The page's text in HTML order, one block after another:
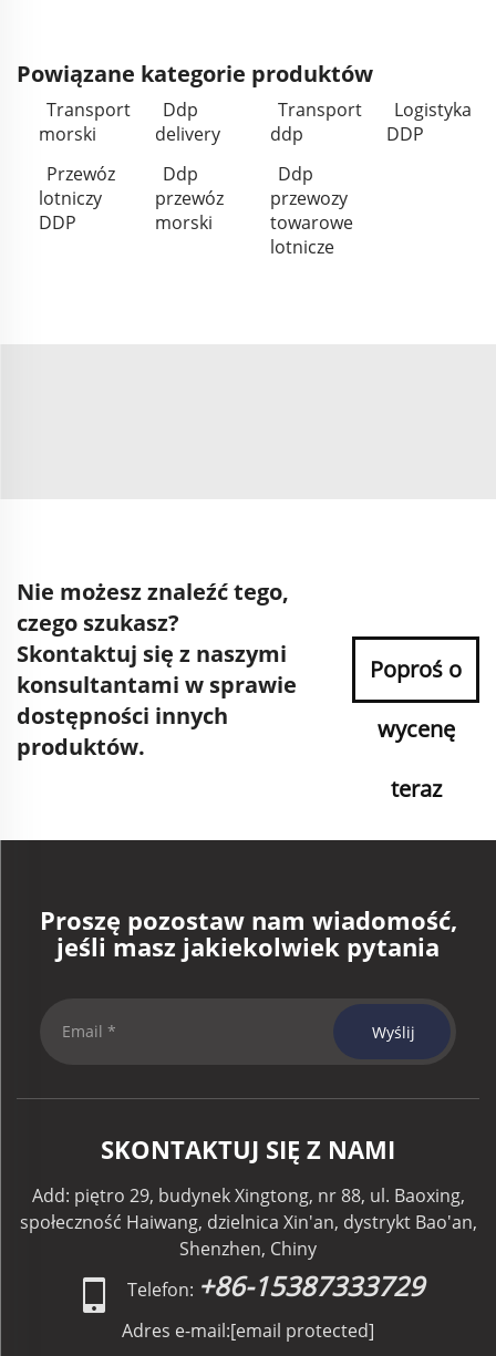
Powiązane kategorie produktów
Transport
morski
Ddp
delivery
Transport
ddp
Logistyka
DDP
Przewóz
lotniczy
DDP
Ddp
przewóz
morski
Ddp
przewozy
towarowe
lotnicze
Nie możesz znaleźć tego,
czego szukasz?
Skontaktuj się z naszymi
konsultantami w sprawie
dostępności innych
produktów.
Poproś o
wycenę
teraz
Proszę pozostaw nam wiadomość,
jeśli masz jakiekolwiek pytania
Wyślij
SKONTAKTUJ SIĘ Z NAMI
Add: piętro 29, budynek Xingtong, nr 88, ul. Baoxing,
społeczność Haiwang, dzielnica Xin'an, dystrykt Bao'an,
Shenzhen, Chiny
Telefon: +86-15387333729
Adres e-mail:[email protected]